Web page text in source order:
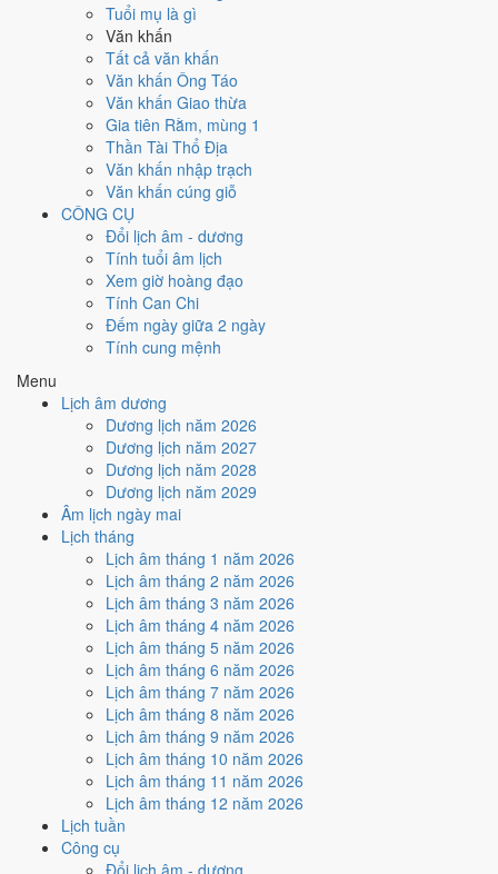
Tuổi mụ là gì
Văn khấn
Tất cả văn khấn
Văn khấn Ông Táo
Văn khấn Giao thừa
Gia tiên Rằm, mùng 1
Thần Tài Thổ Địa
Văn khấn nhập trạch
Văn khấn cúng giỗ
CÔNG CỤ
Đổi lịch âm - dương
Tính tuổi âm lịch
Xem giờ hoàng đạo
Tính Can Chi
Đếm ngày giữa 2 ngày
Tính cung mệnh
Menu
Lịch âm dương
Dương lịch năm 2026
Dương lịch năm 2027
Dương lịch năm 2028
Dương lịch năm 2029
Âm lịch ngày mai
Lịch tháng
Lịch âm tháng 1 năm 2026
Lịch âm tháng 2 năm 2026
Lịch âm tháng 3 năm 2026
Lịch âm tháng 4 năm 2026
Lịch âm tháng 5 năm 2026
Lịch âm tháng 6 năm 2026
Lịch âm tháng 7 năm 2026
Lịch âm tháng 8 năm 2026
Lịch âm tháng 9 năm 2026
Lịch âm tháng 10 năm 2026
Lịch âm tháng 11 năm 2026
Lịch âm tháng 12 năm 2026
Lịch tuần
Công cụ
Đổi lịch âm - dương
Nguy (ngày nguy hiểm, đầy biến động) nhưng gặp Sao Bảo Quang
(Thiên Đức) hoàng đạo nên điểm từng việc chênh nhau như bảng
Cưới hỏi - đính hôn
Tốt
Cưới hỏi - đính hôn hôm nay ở
Hoàng Đạo.
Cách tính ngày tốt
🏪
Khai trương - mở cửa hàng
Tốt
Khai trương - mở cửa hàng hôm nay ở
Ngày Hoàng Đạo.
Cách tính ngày tốt
Ký hợp đồng - giao ước
Trung bình
Ký hợp đồng - giao ước hôm nay ở
hợpNgày Hoàng Đạo
Cách tính ngày tốt
Động thổ - khởi công
Trung bình
Động thổ - khởi công hôm nay ở
hợpNgày Hoàng Đạo
Cách tính ngày tốt
Nhập trạch - vào nhà mới
Tốt
Nhập trạch - vào nhà mới hôm nay ở
Ngày Hoàng Đạo.
Cách tính ngày tốt
Mua xe - tậu xe
Trung bình
Mua xe - tậu xe hôm nay ởmức trung bình (4/10)
Ngày Hoàng Đạo, nhưng Trực Nguy kéo giảm điểm.
Cách tính ngày tốt
✈️
Xuất hành - đi xa
6 /10Tốt
Xuất hành - đi xa hôm nay ở